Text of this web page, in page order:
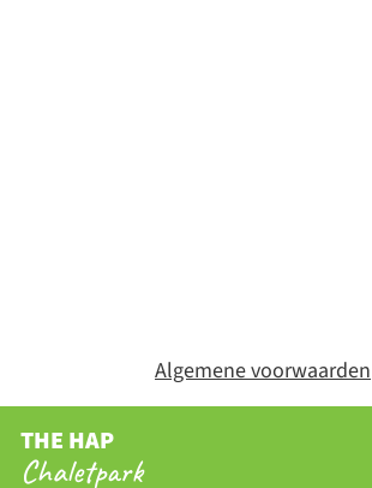
Algemene voorwaarden
THE HAP
Chaletpark